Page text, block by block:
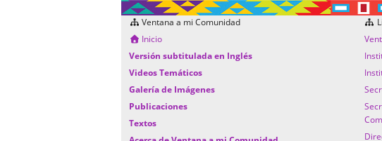
Ventana a mi Comunidad
Inicio
Versión subtitulada en Inglés
Videos Temáticos
Galería de Imágenes
Publicaciones
Textos